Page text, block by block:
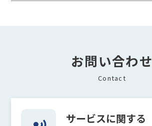
お問い合わせ
Contact
サービスに関する